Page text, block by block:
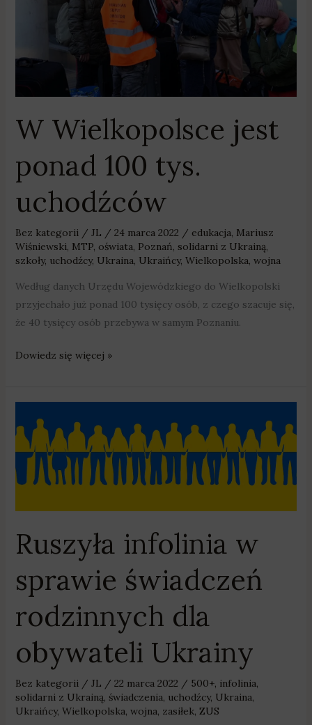
W Wielkopolsce jest
ponad 100 tys.
uchodźców
Bez kategorii/ JL / 24 marca 2022 / edukacja, Mariusz
Wiśniewski, MTP, oświata, Poznań, solidarni z Ukrainą,
szkoły, uchodźcy, Ukraina, Ukraińcy, Wielkopolska, wojna
Według danych Urzędu Wojewódzkiego do Wielkopolski
przyjechało już ponad 100 tysięcy osób, z czego szacuje się,
że 40 tysięcy osób przebywa w samym Poznaniu.
Dowiedz się więcej »
Ruszyła infolinia w
sprawie świadczeń
rodzinnych dla
obywateli Ukrainy
Bez kategorii/ JL / 22 marca 2022 / 500+, infolinia,
solidarni z Ukrainą, świadczenia, uchodźcy, Ukraina,
Ukraińcy, Wielkopolska, wojna, zasiłek, ZUS
infolinia
sprawie
świadczeń
obywateli
Ukrainy